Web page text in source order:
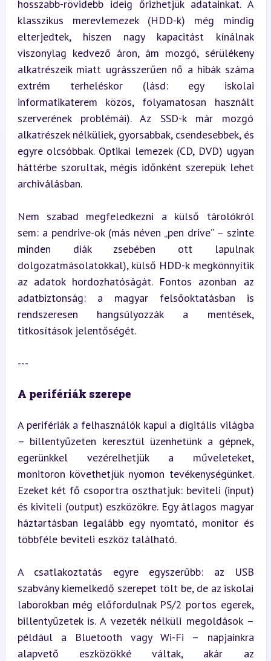
hosszabb-rövidebb ideig őrizhetjük adatainkat. A
klasszikus merevlemezek (HDD-k) még mindig
elterjedtek, hiszen nagy kapacitást kínálnak
viszonylag kedvező áron, ám mozgó, sérülékeny
alkatrészeik miatt ugrásszerűen nő a hibák száma
extrém terheléskor (lásd: egy iskolai
informatikaterem közös, folyamatosan használt
szerverének problémái). Az SSD-k már mozgó
alkatrészek nélküliek, gyorsabbak, csendesebbek, és
egyre olcsóbbak. Optikai lemezek (CD, DVD) ugyan
háttérbe szorultak, mégis időnként szerepük lehet
archiválásban.
Nem szabad megfeledkezni a külső tárolókról
sem: a pendrive-ok (más néven „pen drive” – szinte
minden diák zsebében ott lapulnak
dolgozatmásolatokkal), külső HDD-k megkönnyítik
az adatok hordozhatóságát. Fontos azonban az
adatbiztonság: a magyar felsőoktatásban is
rendszeresen hangsúlyozzák a mentések,
titkosítások jelentőségét.
---
A perifériák szerepe
A perifériák a felhasználók kapui a digitális világba
– billentyűzeten keresztül üzenhetünk a gépnek,
egerünkkel vezérelhetjük a műveleteket,
monitoron követhetjük nyomon tevékenységünket.
Ezeket két fő csoportra oszthatjuk: beviteli (input)
és kiviteli (output) eszközökre. Egy átlagos magyar
háztartásban legalább egy nyomtató, monitor és
többféle beviteli eszköz található.
A csatlakoztatás egyre egyszerűbb: az USB
szabvány kiemelkedő szerepet tölt be, de az iskolai
laborokban még előfordulnak PS/2 portos egerek,
billentyűzetek is. A vezeték nélküli megoldások –
például a Bluetooth vagy Wi-Fi – napjainkra
alapvető eszközökké váltak, akár az